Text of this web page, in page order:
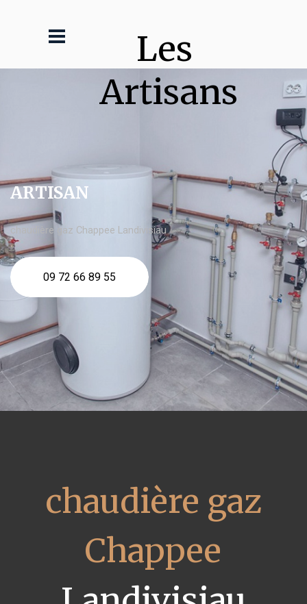
Les
Artisans
ARTISAN
chaudière gaz Chappee Landivisiau
09 72 66 89 55
chaudière gaz
Chappee